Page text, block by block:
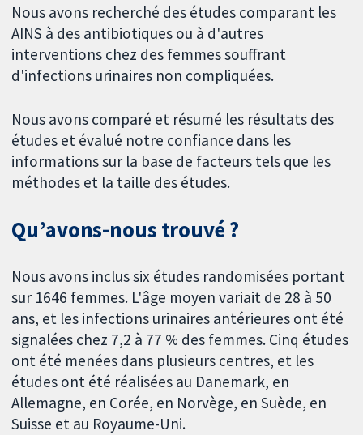
Nous avons recherché des études comparant les
AINS à des antibiotiques ou à d'autres
interventions chez des femmes souffrant
d'infections urinaires non compliquées.
Nous avons comparé et résumé les résultats des
études et évalué notre confiance dans les
informations sur la base de facteurs tels que les
méthodes et la taille des études.
Qu’avons-nous trouvé ?
Nous avons inclus six études randomisées portant
sur 1646 femmes. L'âge moyen variait de 28 à 50
ans, et les infections urinaires antérieures ont été
signalées chez 7,2 à 77 % des femmes. Cinq études
ont été menées dans plusieurs centres, et les
études ont été réalisées au Danemark, en
Allemagne, en Corée, en Norvège, en Suède, en
Suisse et au Royaume-Uni.